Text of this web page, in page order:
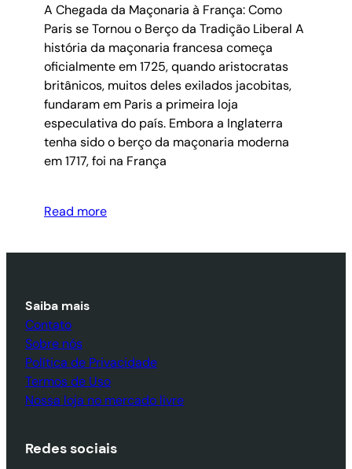
A Chegada da Maçonaria à França: Como
Paris se Tornou o Berço da Tradição Liberal A
história da maçonaria francesa começa
oficialmente em 1725, quando aristocratas
britânicos, muitos deles exilados jacobitas,
fundaram em Paris a primeira loja
especulativa do país. Embora a Inglaterra
tenha sido o berço da maçonaria moderna
em 1717, foi na França
Read more
Saiba mais
Contato
Sobre nós
Política de Privacidade
Termos de Uso
Nossa loja no mercado livre
Redes sociais